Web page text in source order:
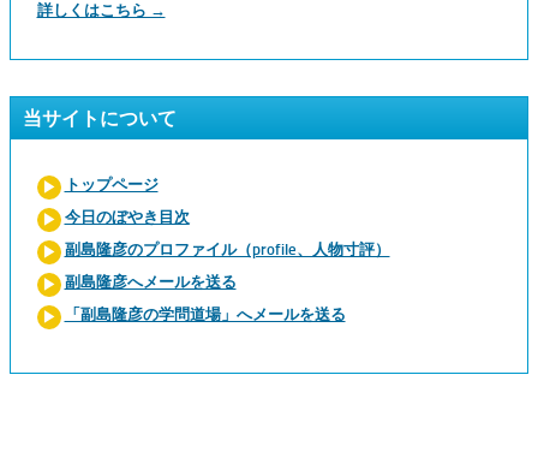
詳しくはこちら →
当サイトについて
トップページ
今日のぼやき目次
副島隆彦のプロファイル（profile、人物寸評）
副島隆彦へメールを送る
「副島隆彦の学問道場」へメールを送る